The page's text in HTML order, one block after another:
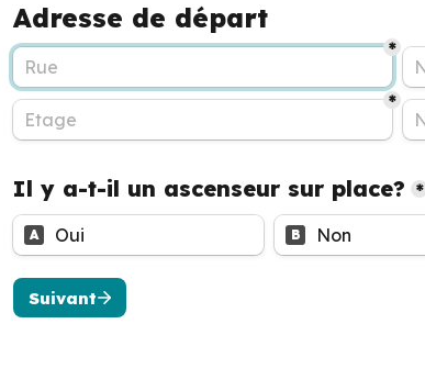
Adresse de départ
*
*
Il y a-t-il un ascenseur sur place? *
A Oui B Non
Suivant